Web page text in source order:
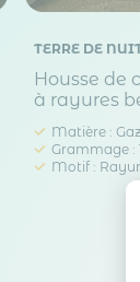
TERRE DE
Housse de
à rayures
Ninon
Matière :
Grammage :
Motif :